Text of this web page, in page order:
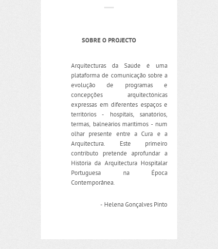
SOBRE O PROJECTO
Arquitecturas da Saúde é uma
plataforma de comunicação sobre a
evolução de programas e
concepções arquitectónicas
expressas em diferentes espaços e
territórios - hospitais, sanatórios,
termas, balneários marítimos - num
olhar presente entre a Cura e a
Arquitectura. Este primeiro
contributo pretende aprofundar a
História da Arquitectura Hospitalar
Portuguesa na Época
Contemporânea.
- Helena Gonçalves Pinto